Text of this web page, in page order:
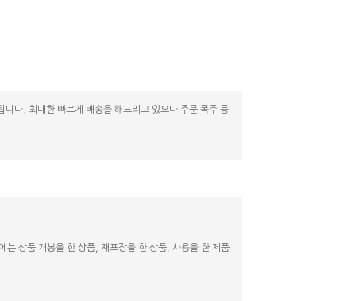
다. 최대한 빠르게 배송을 해드리고 있으나 주문 폭주 등
는 상품 개봉을 한 상품, 재포장을 한 상품, 사용을 한 제품